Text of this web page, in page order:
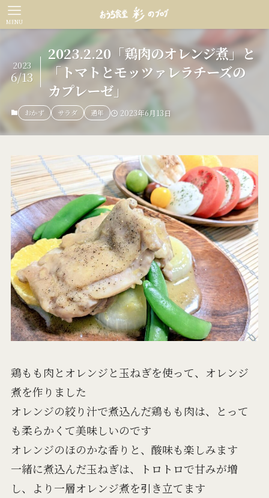
MENU
2023.2.20「鶏肉のオレンジ煮」と
「トマトとモッツァレラチーズの
カプレーゼ」
2023
6/13
おかず サラダ 通年 2023年6月13日
鶏もも肉とオレンジと玉ねぎを使って、オレンジ
煮を作りました
オレンジの絞り汁で煮込んだ鶏もも肉は、とって
も柔らかくて美味しいのです
オレンジのほのかな香りと、酸味も楽しみます
一緒に煮込んだ玉ねぎは、トロトロで甘みが増
し、より一層オレンジ煮を引き立てます